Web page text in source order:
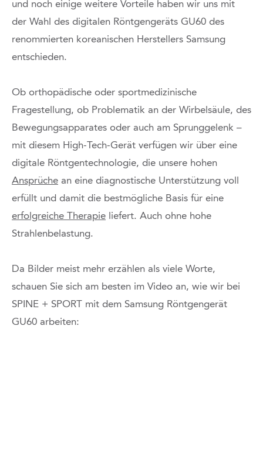
und noch einige weitere Vorteile haben wir uns mit
der Wahl des digitalen Röntgengeräts GU60 des
renommierten koreanischen Herstellers Samsung
entschieden.
Ob orthopädische oder sportmedizinische
Fragestellung, ob Problematik an der Wirbelsäule, des
Bewegungsapparates oder auch am Sprunggelenk –
mit diesem High-Tech-Gerät verfügen wir über eine
digitale Röntgentechnologie, die unsere hohen
Ansprüche an eine diagnostische Unterstützung voll
erfüllt und damit die bestmögliche Basis für eine
erfolgreiche Therapie liefert. Auch ohne hohe
Strahlenbelastung.
Da Bilder meist mehr erzählen als viele Worte,
schauen Sie sich am besten im Video an, wie wir bei
SPINE + SPORT mit dem Samsung Röntgengerät
GU60 arbeiten: